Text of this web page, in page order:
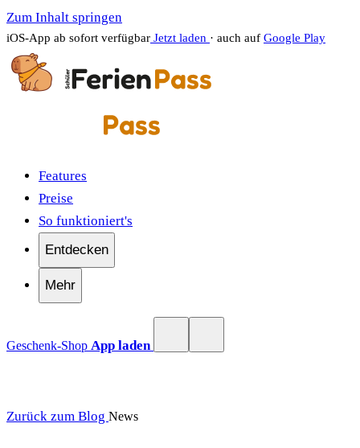
Zum Inhalt springen
iOS-App ab sofort verfügbar Jetzt laden · auch auf Google Play
Features
Preise
So funktioniert's
Entdecken
Mehr
Geschenk-Shop App laden
Zurück zum Blog News